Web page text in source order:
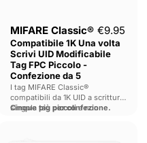
Confezione
da
5
MIFARE Classic® €9.95
Compatibile 1K Una volta
Scrivi UID Modificabile
Tag FPC Piccolo -
Confezione da 5
I tag MIFARE Classic®
compatibili da 1K UID a scrittura
singola più piccolie non
Cinque tag per confezione.